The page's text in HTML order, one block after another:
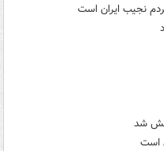
نجیب ایران است
شد
است